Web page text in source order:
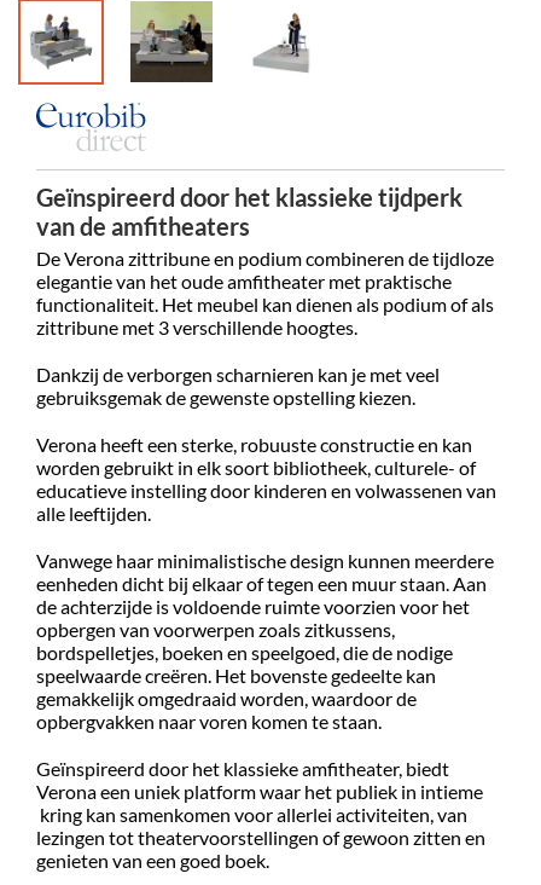
Geïnspireerd door het klassieke tijdperk
van de amfitheaters
De Verona zittribune en podium combineren de tijdloze
elegantie van het oude amfitheater met praktische
functionaliteit. Het meubel kan dienen als podium of als
zittribune met 3 verschillende hoogtes.
Dankzij de verborgen scharnieren kan je met veel
gebruiksgemak de gewenste opstelling kiezen.
Verona heeft een sterke, robuuste constructie en kan
worden gebruikt in elk soort bibliotheek, culturele- of
educatieve instelling door kinderen en volwassenen van
alle leeftijden.
Vanwege haar minimalistische design kunnen meerdere
eenheden dicht bij elkaar of tegen een muur staan. Aan
de achterzijde is voldoende ruimte voorzien voor het
opbergen van voorwerpen zoals zitkussens,
bordspelletjes, boeken en speelgoed, die de nodige
speelwaarde creëren. Het bovenste gedeelte kan
gemakkelijk omgedraaid worden, waardoor de
opbergvakken naar voren komen te staan.
Geïnspireerd door het klassieke amfitheater, biedt
Verona een uniek platform waar het publiek in intieme
kring kan samenkomen voor allerlei activiteiten, van
lezingen tot theatervoorstellingen of gewoon zitten en
genieten van een goed boek.